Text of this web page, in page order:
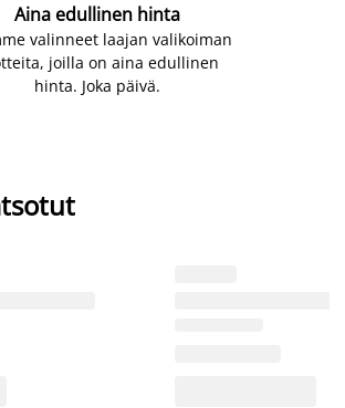
Aina edullinen hinta
valinneet laajan valikoiman
joilla on aina edullinen
hinta. Joka päivä.